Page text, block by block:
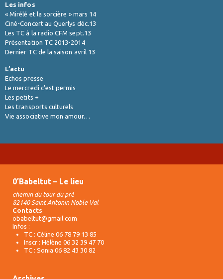
Les infos
« Mirélé et la sorcière » mars 14
Ciné-Concert au Querlys déc.13
Les TC à la radio CFM sept.13
Présentation TC 2013-2014
Dernier TC de la saison avril 13
L’actu
Echos presse
Le mercredi c'est permis
Les petits +
Les transports culturels
Vie associative mon amour…
0’Babeltut – Le lieu
chemin du tour du pré
82140 Saint Antonin Noble Val
Contacts
obabeltut@gmail.com
Infos :
TC : Céline 06 78 79 13 85
Inscr : Hélène 06 32 39 47 70
TC : Sonia 06 82 43 30 82